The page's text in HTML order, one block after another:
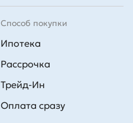
Способ покупки
Ипотека
Рассрочка
Трейд-Ин
Оплата сразу